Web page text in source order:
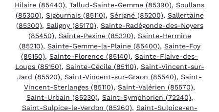
Hilaire (85440), Tallud-Sainte-Gemme (85390), Soullans
(85300), Sigournais (85110), Sérigné (85200), Sallertaine
(85300), Saligny (85170), Sainte-Radégonde-des-Noyers
(85450), Sainte-Pexine (85320), Sainte-Hermine
(85210), Sainte-Gemme-la-Plaine (85400), Sainte-Foy
(85150), Sainte-Florence (85140), Sainte-Flaive-des-
Loups (85150), Sainte-Cécile (85110), Saint-Vincent-sur-
Jard (85520), Saint-Vincent-sur-Graon (85540), Saint-
Vincent-Sterlanges (85110), Saint-Valérien (85570),
Saint-Urbain (85230), Saint-Symphorien (72240),
Saint-Sulpice-le-Verdon (85260), Saint-Sulpice-en-